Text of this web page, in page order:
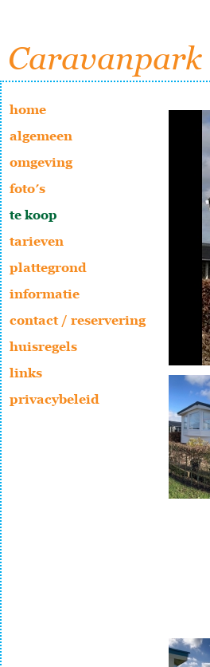
Caravanpark
home
algemeen
omgeving
foto′s
te koop
tarieven
plattegrond
informatie
contact / reservering
huisregels
links
privacybeleid